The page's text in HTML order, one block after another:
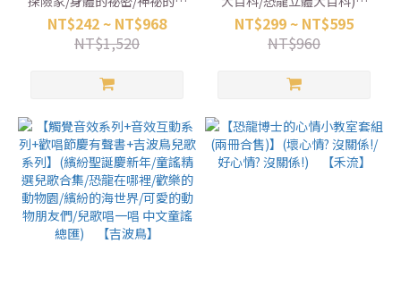
龍/動物大驚奇） 【京采】
NT$242 ~ NT$968
NT$1,520
【京采】
NT$299 ~ NT$595
NT$960